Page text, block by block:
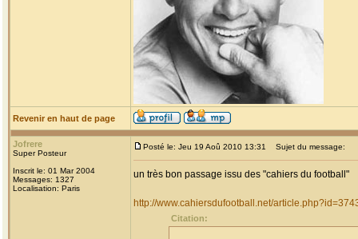
Revenir en haut de page
Jofrere
Super Posteur
Inscrit le: 01 Mar 2004
Messages: 1327
Localisation: Paris
Posté le: Jeu 19 Aoû 2010 13:31 Sujet du message:
un très bon passage issu des "cahiers du football"
http://www.cahiersdufootball.net/
Citation: